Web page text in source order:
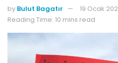
by Bulut Bagatır
19 Ocak
Reading Time: 10 mins read